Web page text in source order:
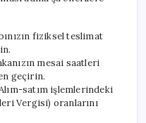
fiziksel teslimat
mesai saatleri
geçirin.
satım işlemlerindeki
Vergisi) oranlarını